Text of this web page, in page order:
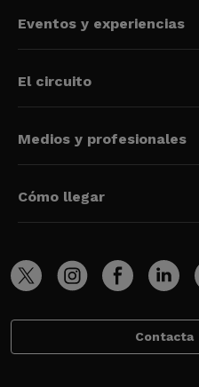
Eventos y experiencias
El circuito
Medios y profesionales
Cómo llegar
Contacta